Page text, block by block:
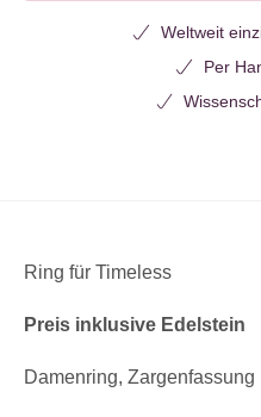
Weltweit
Per
Ring für Timeless
Preis inklusive Edelstein
Damenring, Zargenfassung